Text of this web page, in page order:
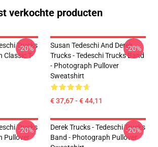
verkochte producten
Trucks
Classic T-
-20%
Susan Tedeschi And Derek
Trucks - Tedeschi Trucks Band
- Photograph Pullover
Sweatshirt
€ 37,67 - € 44,11
-20%
Trucks
-20%
Derek Trucks - Tedeschi Trucks
Band - Photograph Pullover
-20%